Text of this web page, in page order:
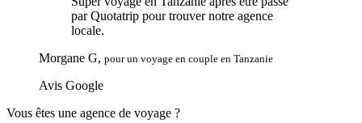
par Quotatrip pour trouver notre agence
locale.
Morgane G, pour un voyage en couple en Tanzanie
Avis Google
Vous êtes une agence de voyage ?